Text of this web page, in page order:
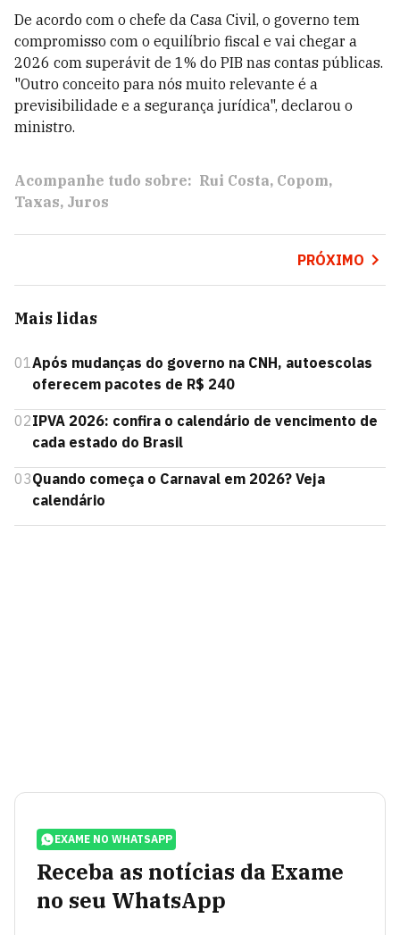
De acordo com o chefe da Casa Civil, o governo tem
compromisso com o equilíbrio fiscal e vai chegar a
2026 com superávit de 1% do PIB nas contas públicas.
"Outro conceito para nós muito relevante é a
previsibilidade e a segurança jurídica", declarou o
ministro.
Acompanhe tudo sobre: Rui Costa Copom
Taxas Juros
PRÓXIMO
Mais lidas
01Após mudanças do governo na CNH, autoescolas
oferecem pacotes de R$ 240
02IPVA 2026: confira o calendário de vencimento de
cada estado do Brasil
03Quando começa o Carnaval em 2026? Veja
calendário
EXAME NO WHATSAPP
Receba as notícias da Exame
no seu WhatsApp